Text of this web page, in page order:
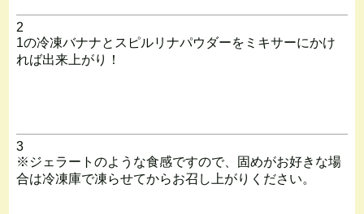
2
1の冷凍バナナとスピルリナパウダーをミキサーにかけ
れば出来上がり！
3
※ジェラートのような食感ですので、固めがお好きな場
合は冷凍庫で凍らせてからお召し上がりください。